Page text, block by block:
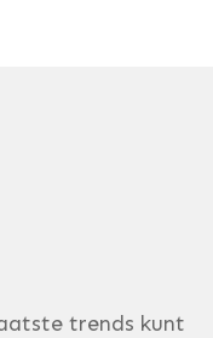
trends kunt